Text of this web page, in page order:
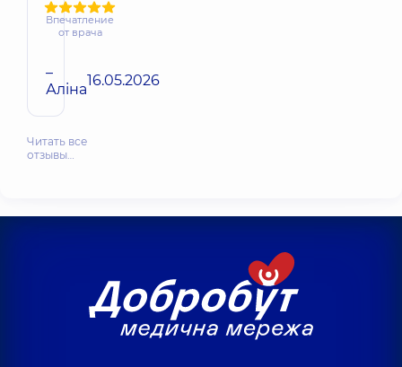
Впечатление
от врача
–
Аліна16.05.2026
Читать все
отзывы…